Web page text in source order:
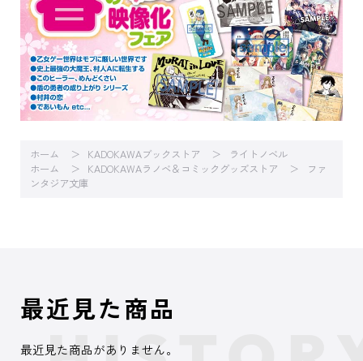
ホーム KADOKAWAブックストア
ライトノベル
ホーム
KADOKAWAラノベ＆コミックグッズストア
ファ
ンタジア文庫
最近見た商品
最近見た商品がありません。